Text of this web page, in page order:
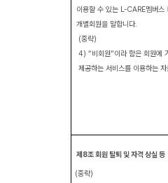
이용할 수 있는 L-CARE멤버스
개별회원을 말합니다.
(중략)
4) “비회원”이라 함은 회원에
제공하는 서비스를 이용하는
제8조 회원 탈퇴 및 자격 상실 등
(중략)